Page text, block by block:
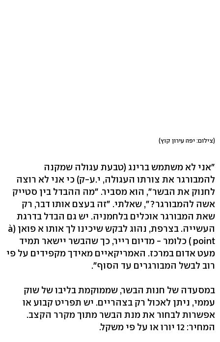
(צילום: יפה עירון קוץ)
"אני לא משתמש ברינג (טבעת עגולה שמקנה
להמבורגר את צורתו העגולה, י.ע-ק) כי אני לא רוצה
לחנוק את הבשר", הוא מסביר. "מה ההבדל בין סטייק
אשה להמבורגר?", שאלתי. "זה בעצם אותו דבר, רק
שאת המבורגר אוכלים בלחמניה. יש גם הבדל בדרגת
העשייה. בצרפת, נהוג לבקש שיכינו לך אותו א פואן (à
point ) כלומר - מדיום רייר, כך שהבשר יישאר תמיד
מעט אדום במרכז. האמריקאיים מאידך מקפידים על פי
רוב לבשל המבורגרים עד הסוף".
במסעדה של חנות הבשר, שממוקמת בליבו של שוק
עממי, ניתן לאכול רק בצהריים. יש תפריט קבוע או
אפשרות לבחור את מנת הבשר מתוך מקרר הקצב.
המחיר: 12 יורו או על פי משקל.